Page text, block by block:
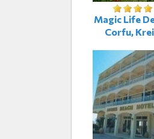
Magic Life
Corfu,